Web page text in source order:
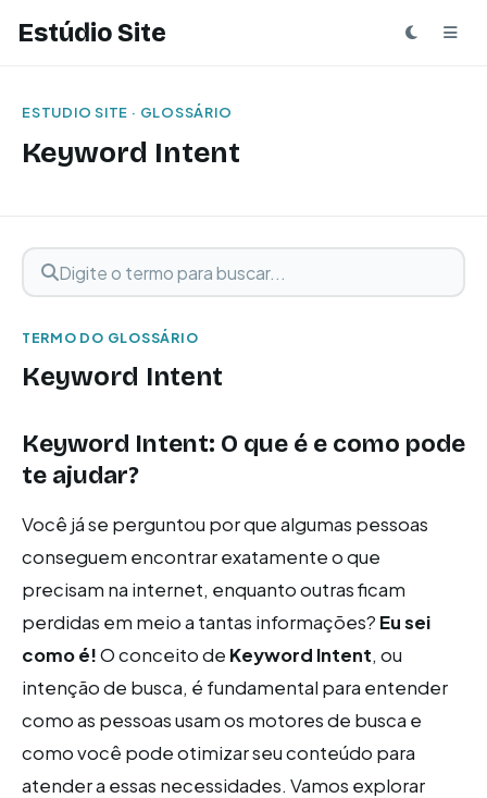
Estúdio Site
ESTUDIO SITE · GLOSSÁRIO
Keyword Intent
Buscar termo
Digite o termo para buscar
TERMO DO GLOSSÁRIO
Keyword Intent
Keyword Intent: O que é e como pode
te ajudar?
Você já se perguntou por que algumas pessoas
conseguem encontrar exatamente o que
precisam na internet, enquanto outras ficam
perdidas em meio a tantas informações? Eu sei
como é!O conceito de Keyword Intent, ou
intenção de busca, é fundamental para entender
como as pessoas usam os motores de busca e
como você pode otimizar seu conteúdo para
atender a essas necessidades. Vamos explorar